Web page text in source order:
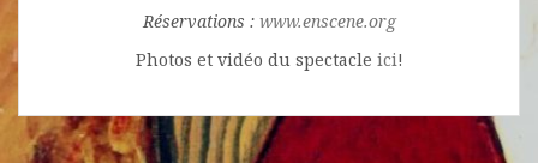
Réservations : www.enscene.org
Photos et vidéo du spectacle ici!